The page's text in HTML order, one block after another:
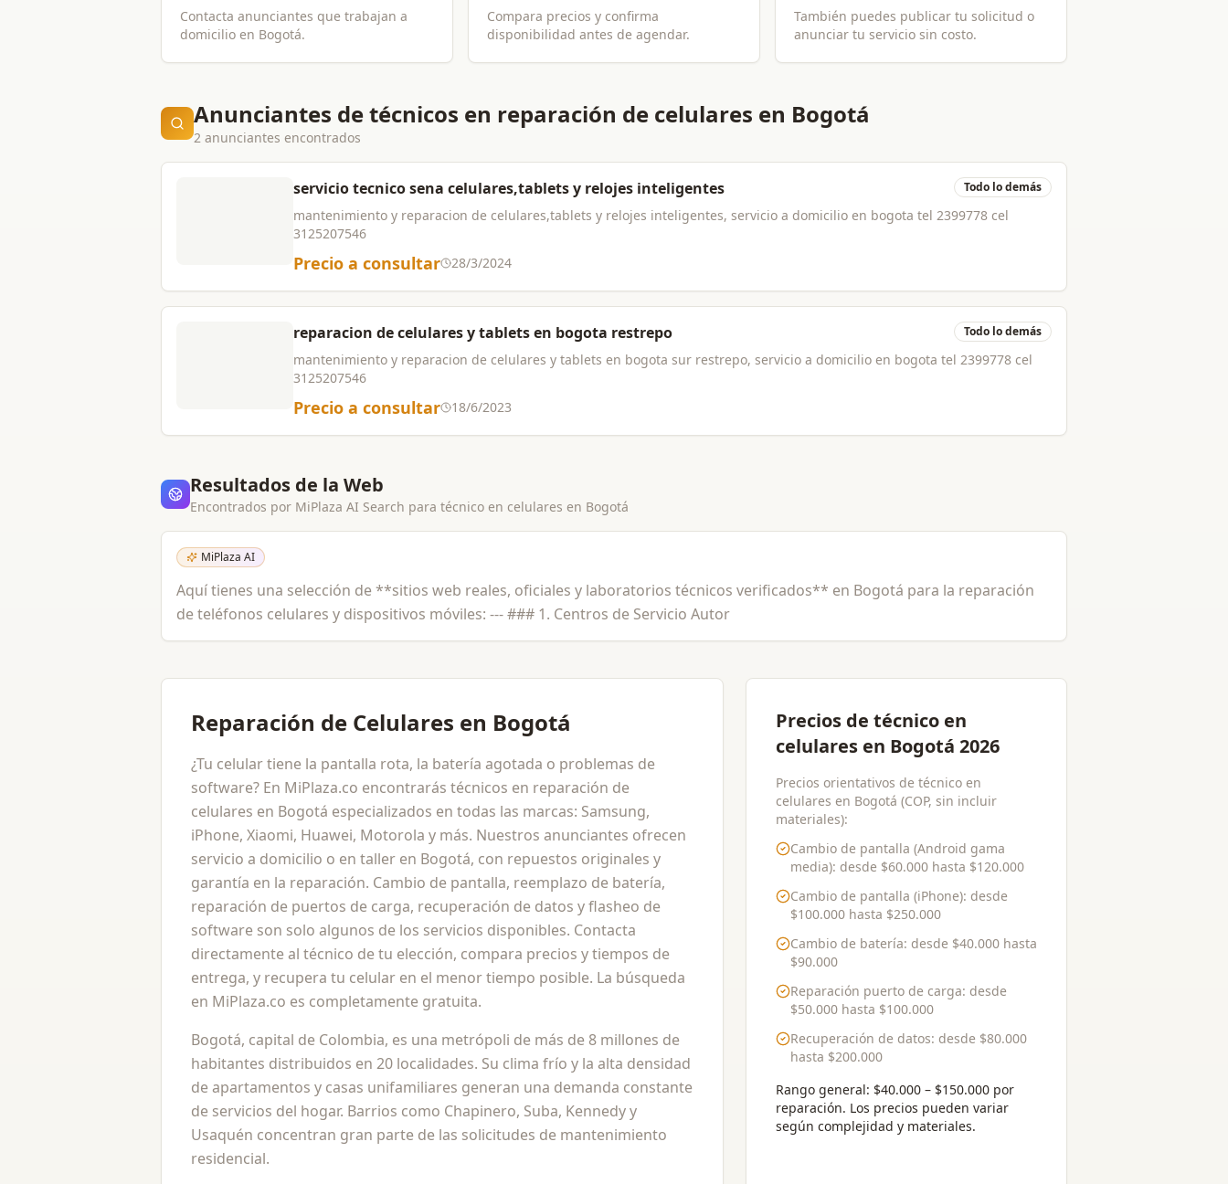
Contacta anunciantes que trabajan a
domicilio en Bogotá.
Compara precios y confirma
disponibilidad antes de agendar.
También puedes publicar tu solicitud o
anunciar tu servicio sin costo.
Anunciantes de técnicos en reparación de celulares en Bogotá
2 anunciantes encontrados
servicio tecnico sena celulares,tablets y relojes inteligentes Todo lo demás
mantenimiento y reparacion de celulares,tablets y relojes inteligentes, servicio a domicilio en bogota tel 2399778 cel
3125207546
Precio a consultar 28/3/2024
reparacion de celulares y tablets en bogota restrepo Todo lo demás
mantenimiento y reparacion de celulares y tablets en bogota sur restrepo, servicio a domicilio en bogota tel 2399778 cel
3125207546
Precio a consultar 18/6/2023
Resultados de la Web
Encontrados por MiPlaza AI Search para técnico en celulares en Bogotá
MiPlaza AI
Aquí tienes una selección de **sitios web reales, oficiales y laboratorios técnicos verificados** en Bogotá para la reparación
de teléfonos celulares y dispositivos móviles: --- ### 1. Centros de Servicio Autor
Reparación de Celulares en Bogotá
¿Tu celular tiene la pantalla rota, la batería agotada o problemas de
software? En MiPlaza.co encontrarás técnicos en reparación de
celulares en Bogotá especializados en todas las marcas: Samsung,
iPhone, Xiaomi, Huawei, Motorola y más. Nuestros anunciantes ofrecen
servicio a domicilio o en taller en Bogotá, con repuestos originales y
garantía en la reparación. Cambio de pantalla, reemplazo de batería,
reparación de puertos de carga, recuperación de datos y flasheo de
software son solo algunos de los servicios disponibles. Contacta
directamente al técnico de tu elección, compara precios y tiempos de
entrega, y recupera tu celular en el menor tiempo posible. La búsqueda
en MiPlaza.co es completamente gratuita.
Bogotá, capital de Colombia, es una metrópoli de más de 8 millones de
habitantes distribuidos en 20 localidades. Su clima frío y la alta densidad
de apartamentos y casas unifamiliares generan una demanda constante
de servicios del hogar. Barrios como Chapinero, Suba, Kennedy y
Usaquén concentran gran parte de las solicitudes de mantenimiento
residencial.
Precios de técnico en
celulares en Bogotá 2026
Precios orientativos de técnico en
celulares en Bogotá (COP, sin incluir
materiales):
Cambio de pantalla (Android gama
media): desde $60.000hasta $120.000
Cambio de pantalla (iPhone): desde
$100.000hasta $250.000
Cambio de batería: desde $40.000hasta
$90.000
Reparación puerto de carga: desde
$50.000hasta $100.000
Recuperación de datos: desde $80.000
hasta $200.000
Rango general: $40.000 – $150.000 por
reparación. Los precios pueden variar
según complejidad y materiales.